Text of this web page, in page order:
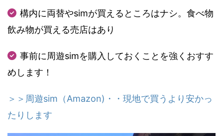
構内に両替やsimが買えるところはナシ。食べ物
飲み物が買える売店はあり
事前に周遊simを購入しておくことを強くおすす
めします！
＞＞周遊sim（Amazon)・・現地で買うより安かっ
たりします